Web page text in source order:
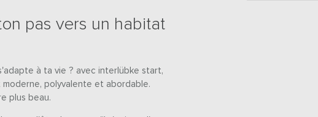
pas vers un habitat
à ta vie ? avec interlübke start,
polyvalente et abordable.
plus beau.